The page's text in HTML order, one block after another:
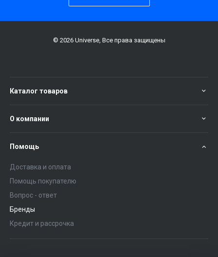
© 2026 Universe, Все права защищены
Каталог товаров
О компании
Помощь
Доставка и оплата
Помощь покупателю
Вопрос - ответ
Бренды
Кредит и рассрочка